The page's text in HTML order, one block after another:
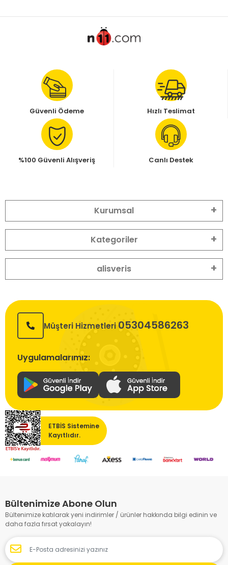
Güvenli Ödeme Hızlı Teslimat
%100 Güvenli Alışveriş Canlı Destek
Kurumsal
Kategoriler
alisveris
Müşteri Hizmetleri 05304586263
Uygulamalarımız:
ETBİS Sistemine
Kayıtlıdır.
Bültenimize Abone Olun
Bültenimize katılarak yeni indirimler / ürünler hakkında bilgi edinin ve
daha fazla fırsat yakalayın!